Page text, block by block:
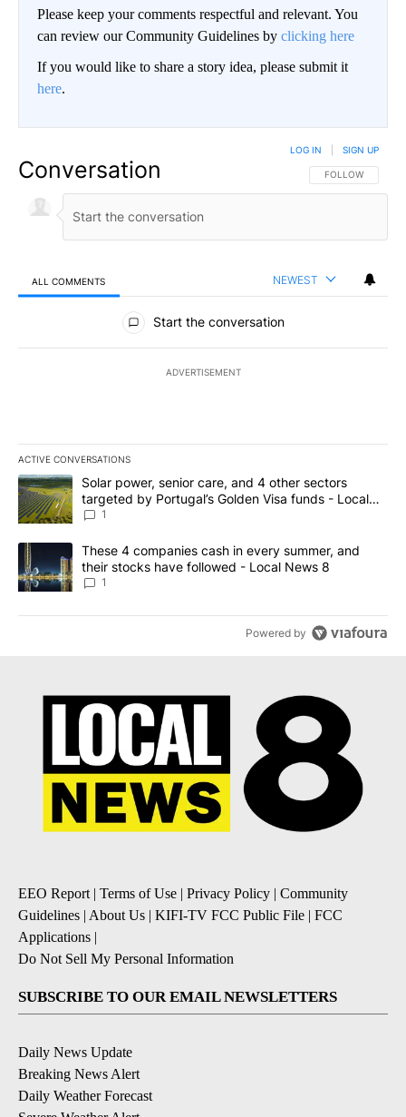
Please keep your comments respectful and relevant. You
can review our Community Guidelines by clicking here
If you would like to share a story idea, please submit it
here.
Conversation FOLLOW THIS
FOLLOW
LOG IN SIGN UP
ALL COMMENTS NEWEST
All Comments
Start the conversation
ADVERTISEMENT
ACTIVE CONVERSATIONS
The following is a list of the most commented articles in the last
A trending article titled "Solar power, senior care, and 4 other
Solar power, senior care, and 4 other sectors
targeted by Portugal’s Golden Visa funds - Local
News 8
1
A trending article titled "These 4 companies cash in every
These 4 companies cash in every summer, and
their stocks have followed - Local News 8
1
Powered by
EEO Report| Terms of Use | Privacy Policy | Community
Guidelines | About Us | KIFI-TV FCC Public File | FCC
Applications |
Do Not Sell My Personal Information
SUBSCRIBE TO OUR EMAIL NEWSLETTERS
Daily News Update
Breaking News Alert
Daily Weather Forecast